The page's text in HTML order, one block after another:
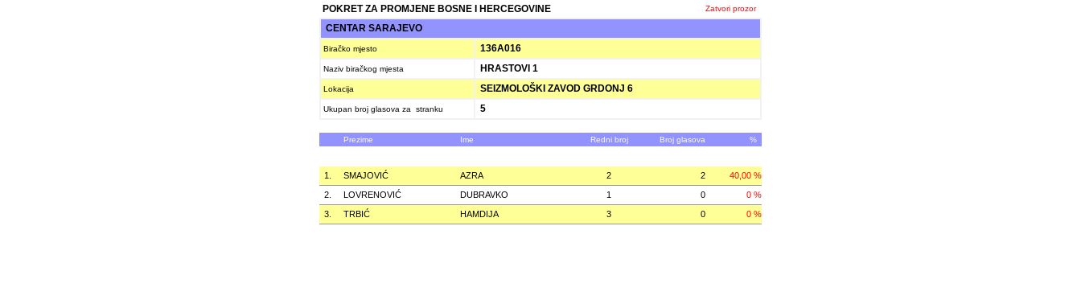
POKRET ZA PROMJENE BOSNE I HERCEGOVINE Zatvori prozor
CENTAR SARAJEVO
Biračko mjesto 136A016
Naziv biračkog mjesta HRASTOVI 1
Lokacija SEIZMOLOŠKI ZAVOD GRDONJ 6
Ukupan broj glasova za stranku 5
Prezime Ime Redni broj Broj glasova %
1. SMAJOVIĆ AZRA 2 2
40,00 %
2.
LOVRENOVIĆ DUBRAVKO 1 0
0 %
3.
TRBIĆ HAMDIJA 3 0 0 %